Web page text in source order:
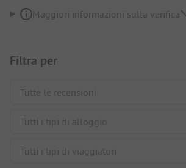
Maggiori informazioni sulla verifica
Filtra per